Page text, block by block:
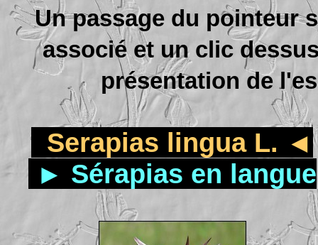
Un passage du pointeur
associé et un clic
présentation de
Serapias lingua L. ◄
► Sérapias en langue